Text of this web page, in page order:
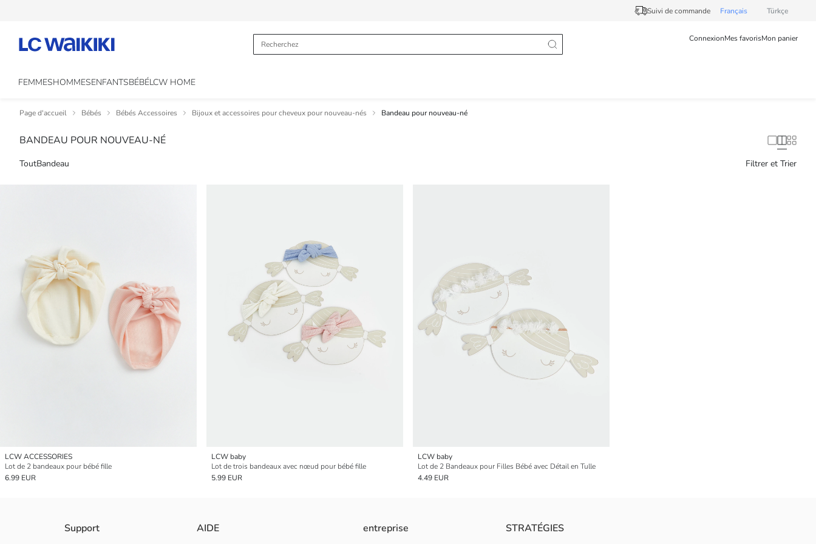
Suivi de commande Français Türkçe
ConnexionMes favorisMon panier
FEMMESHOMMESENFANTSBÉBÉLCW HOME
Page d'accueil Bébés Bébés Accessoires Bijoux et accessoires pour cheveux pour nouveau-nés Bandeau pour nouveau-né
BANDEAU POUR NOUVEAU-NÉ
ToutBandeau Filtrer et Trier
LCW ACCESSORIES
Lot de 2 bandeaux pour bébé fille
6.99 EUR
LCW baby
Lot de trois bandeaux avec nœud pour bébé fille
5.99 EUR
LCW baby
Lot de 2 Bandeaux pour Filles Bébé avec Détail en Tulle
4.49 EUR
Support AIDE entreprise STRATÉGIES